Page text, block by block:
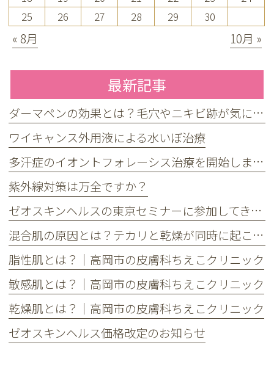
25
26 27 28 29 30
« 8月 10月 »
最新記事
ダーマペンの効果とは？毛穴やニキビ跡が気になる方へ
ワイキャンス外用液による水いぼ治療
多汗症のイオントフォレーシス治療を開始しました
紫外線対策は万全ですか？
ゼオスキンヘルスの東京セミナーに参加してきました
混合肌の原因とは？テカリと乾燥が同時に起こる理由とケア方法
脂性肌とは？｜高岡市の皮膚科ちえこクリニック
敏感肌とは？｜高岡市の皮膚科ちえこクリニック
乾燥肌とは？｜高岡市の皮膚科ちえこクリニック
ゼオスキンヘルス価格改定のお知らせ